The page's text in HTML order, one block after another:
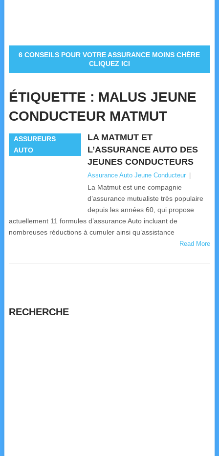
6 CONSEILS POUR VOTRE ASSURANCE MOINS CHÈRE
CLIQUEZ ICI
ÉTIQUETTE : MALUS JEUNE
CONDUCTEUR MATMUT
ASSUREURS
AUTO
LA MATMUT ET
L’ASSURANCE AUTO DES
JEUNES CONDUCTEURS
Assurance Auto Jeune Conducteur
La Matmut est une compagnie
d’assurance mutualiste très populaire
depuis les années 60, qui propose
actuellement 11 formules d’assurance Auto incluant de
nombreuses réductions à cumuler ainsi qu’assistance
Read More
RECHERCHE